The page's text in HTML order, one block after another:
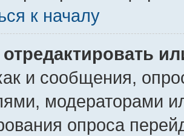
к началу
и сообщения,
модераторами
опроса